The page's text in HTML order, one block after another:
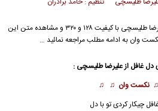
جهت دانلود آهنگ ای دل غافل از علیرضا طلیسچی با کیفیت ۱۲۸ و ۳۲۰ و مشاهده متن این
وان به ادامه مطلب مراجعه نمائید …
غافل از علیرضا طلیسچی :
نکست وان ♫ ♫
چیکار کردی تو با دل